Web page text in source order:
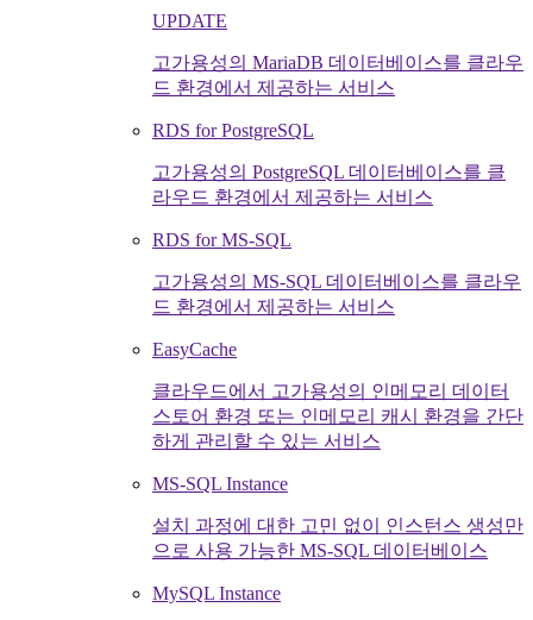
UPDATE
고가용성의 MariaDB 데이터베이스를 클라우
드 환경에서 제공하는 서비스
RDS for PostgreSQL
고가용성의 PostgreSQL 데이터베이스를 클
라우드 환경에서 제공하는 서비스
RDS for MS-SQL
고가용성의 MS-SQL 데이터베이스를 클라우
드 환경에서 제공하는 서비스
EasyCache
클라우드에서 고가용성의 인메모리 데이터
스토어 환경 또는 인메모리 캐시 환경을 간단
하게 관리할 수 있는 서비스
MS-SQL Instance
설치 과정에 대한 고민 없이 인스턴스 생성만
으로 사용 가능한 MS-SQL 데이터베이스
MySQL Instance